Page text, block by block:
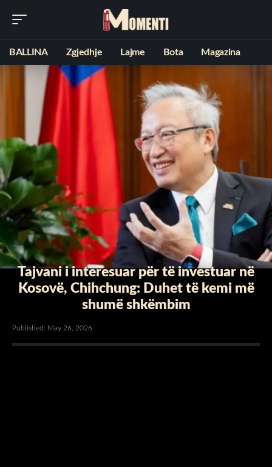
BALLINA Zgjedhje Lajme Bota Magazina
Tajvani i interesuar për të investuar në
Kosovë, Chihchung: Duhet të kemi më
shumë shkëmbim
Published: May 26, 2026